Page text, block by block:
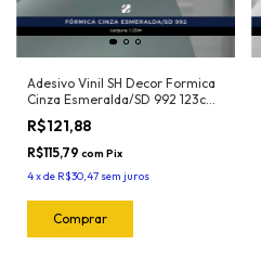
Adesivo Vinil SH Decor Formica
Cinza Esmeralda/SD 992 123cm
x 1mt
R$121,88
R$115,79 com Pix
4xde R$30,47 sem juros